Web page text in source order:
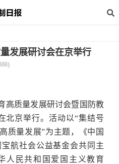
发展研讨会在京举行
高质量发展研讨会暨国防教
北京举行。活动以“集结号
质量发展”为主题，《中国
航社会公益基金会共同主
人民共和国爱国主义教育